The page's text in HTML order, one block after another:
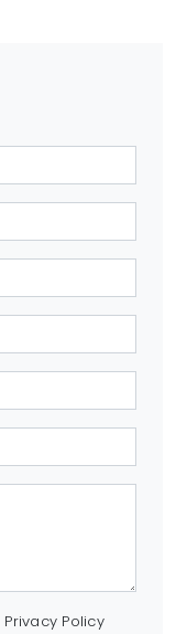
Privacy Policy